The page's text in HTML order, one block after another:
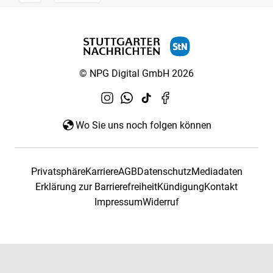
© NPG Digital GmbH 2026
Wo Sie uns noch folgen können
PrivatsphäreKarriereAGBDatenschutzMediadaten
Erklärung zur BarrierefreiheitKündigungKontakt
ImpressumWiderruf